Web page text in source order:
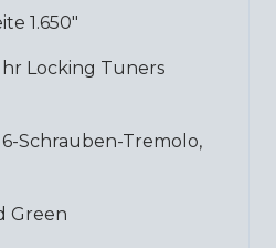
1.650″
Locking Tuners
Schrauben-Tremolo,
Green